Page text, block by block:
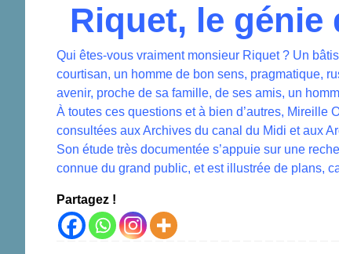
Riquet, le génie
Qui êtes-vous vraiment monsieur Riquet ? Un
courtisan, un homme de bon sens, pragmatique,
avenir, proche de sa famille, de ses amis, un
À toutes ces questions et à bien d’autres, Mireille
consultées aux Archives du canal du Midi et aux
Son étude très documentée s’appuie sur une
connue du grand public, et est illustrée de plans,
Partagez !